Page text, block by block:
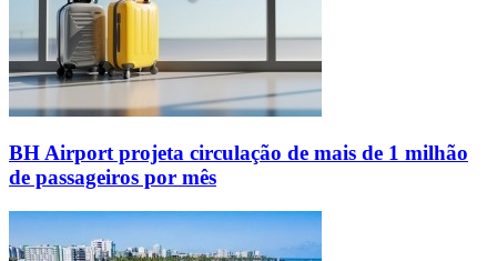
BH Airport projeta circulação de mais de 1 milhão
de passageiros por mês